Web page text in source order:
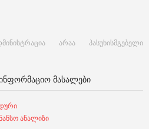
არაა პასუხისმგებელი
ᲛᲐᲡᲐᲚᲔᲑᲘ
ანალიზი